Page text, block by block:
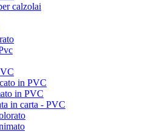
calzolai
in PVC
in PVC
in carta - PVC